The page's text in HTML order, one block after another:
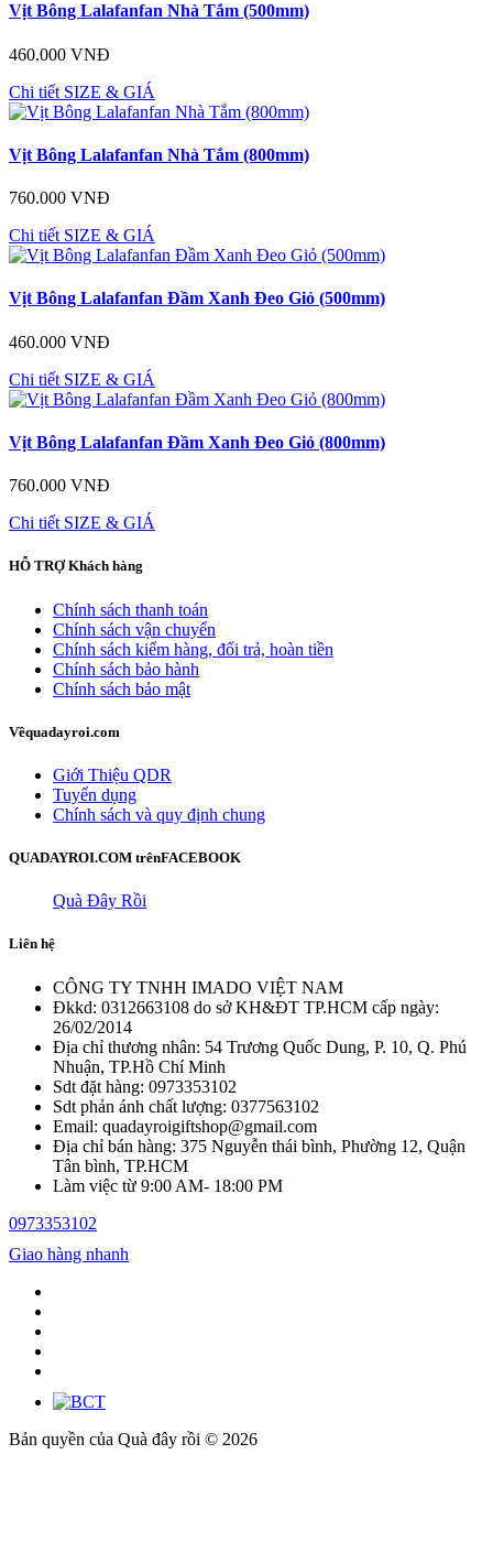
Vịt Bông Lalafanfan Nhà Tắm (500mm)
460.000 VNĐ
Chi tiết SIZE & GIÁ
Vịt Bông Lalafanfan Nhà Tắm (800mm)
760.000 VNĐ
Chi tiết SIZE & GIÁ
Vịt Bông Lalafanfan Đầm Xanh Đeo Giỏ (500mm)
460.000 VNĐ
Chi tiết SIZE & GIÁ
Vịt Bông Lalafanfan Đầm Xanh Đeo Giỏ (800mm)
760.000 VNĐ
Chi tiết SIZE & GIÁ
HỖ TRỢKhách hàng
Chính sách thanh toán
Chính sách vận chuyển
Chính sách kiểm hàng, đổi trả, hoàn tiền
Chính sách bảo hành
Chính sách bảo mật
Vềquadayroi.com
Giới Thiệu QDR
Tuyển dụng
Chính sách và quy định chung
QUADAYROI.COM trênFACEBOOK
Quà Đây Rồi
Liên hệ
CÔNG TY TNHH IMADO VIỆT NAM
Đkkd: 0312663108 do sở KH&ĐT TP.HCM cấp ngày:
26/02/2014
Địa chỉ thương nhân: 54 Trương Quốc Dung, P. 10, Q. Phú
Nhuận, TP.Hồ Chí Minh
Sdt đặt hàng: 0973353102
Sdt phản ánh chất lượng: 0377563102
Email: quadayroigiftshop@gmail.com
Địa chỉ bán hàng: 375 Nguyễn thái bình, Phường 12, Quận
Tân bình, TP.HCM
Làm việc từ 9:00 AM- 18:00 PM
0973353102
Giao hàng nhanh
Bản quyền của Quà đây rồi © 2026